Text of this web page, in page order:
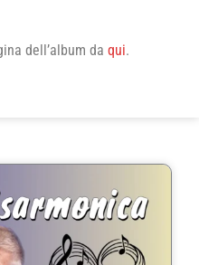
dell’album da qui.